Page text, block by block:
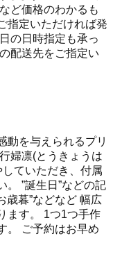
ど価格のわかるも
指定いただければ発
の日時指定も承っ
配送先をご指定い
動を与えられるプリ
婦凛(とうきょうは
ていただき、付属
”誕生日”などの記
歳暮”などなど 幅広
ます。 1つ1つ手作
。 ご予約はお早め